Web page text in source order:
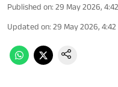
Published on: 29 May 2026,
Updated on: 29 May 2026,